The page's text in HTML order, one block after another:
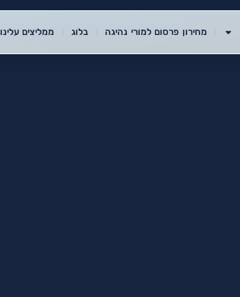
מחירון פרסום למורי נהיגה בלוג ממליצים עלינו